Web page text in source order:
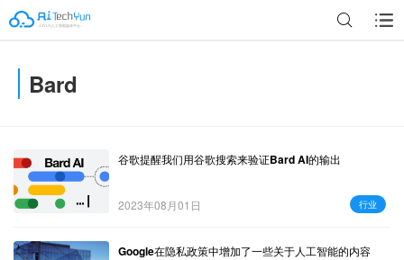
Bard
谷歌提醒我们用谷歌搜索来验证Bard AI的输出
2023年08月01日 行业
Google在隐私政策中增加了一些关于人工智能的内容